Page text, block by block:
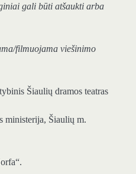
gali būti atšaukti arba
filmuojama viešinimo
Šiaulių dramos teatras
ministerija, Šiaulių m.